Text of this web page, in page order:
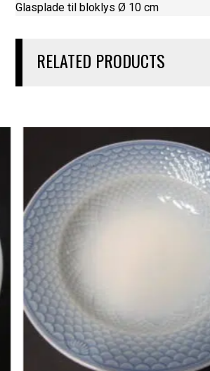
Glasplade til bloklys Ø 10 cm
RELATED PRODUCTS